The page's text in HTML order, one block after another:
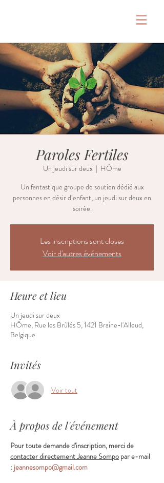
Paroles Fertiles
Un jeudi sur deux
  |
HÔme
Un fantastique groupe de soutien dédié aux
personnes en désir d’enfant, un jeudi sur deux en
soirée.
Les inscriptions sont closes
Voir d'autres événements
Heure et lieu
Un jeudi sur deux
HÔme, Rue les Brûlés 5, 1421 Braine-l'Alleud,
Belgique
Invités
Voir tout
À propos de l'événement
Pour toute demande d'inscription, merci de
contacter directement Jeanne Sompo par e-mail
: jeannesompo@gmail.com